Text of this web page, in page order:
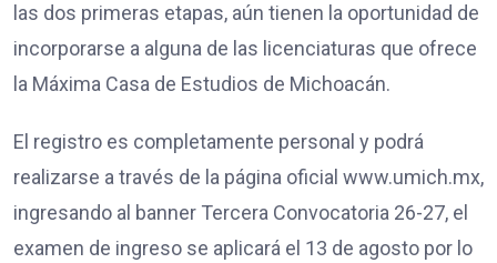
las dos primeras etapas, aún tienen la oportunidad de
incorporarse a alguna de las licenciaturas que ofrece
la Máxima Casa de Estudios de Michoacán.
El registro es completamente personal y podrá
realizarse a través de la página oficial www.umich.mx,
ingresando al banner Tercera Convocatoria 26-27, el
examen de ingreso se aplicará el 13 de agosto por lo